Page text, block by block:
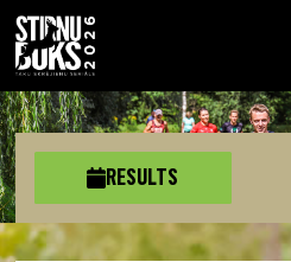
RESULTS